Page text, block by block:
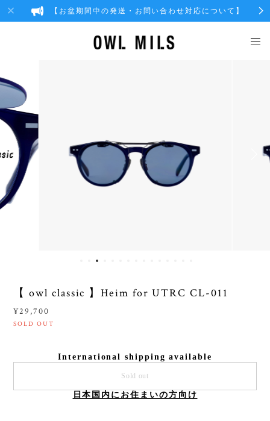
【お盆期間中の発送・お問い合わせ対応について】
【 owl classic 】Heim for UTRC CL-011
¥29,700
SOLD OUT
International shipping available
Sold out
日本国内にお住まいの方向け